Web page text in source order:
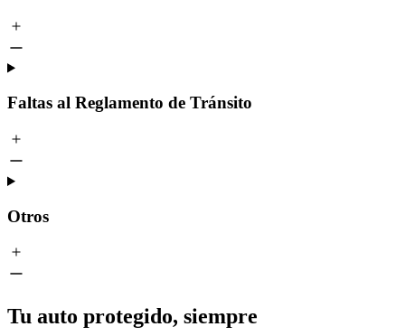
Faltas al Reglamento de Tránsito
Otros
Tu auto protegido, siempre